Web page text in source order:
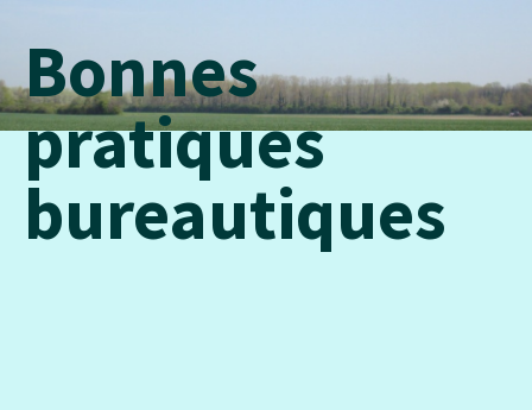
Bonnes
pratiques
bureautiques